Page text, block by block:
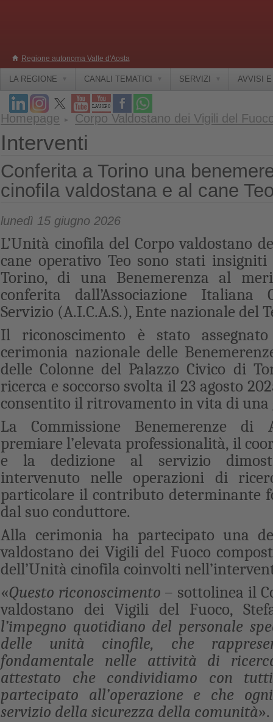
Regione autonoma Valle d'Aosta
LA REGIONE CANALI TEMATICI SERVIZI AVVISI
Homepage Corpo Valdostano dei Vigili del
Interventi
Conferita a Torino una
cinofila valdostana e al cane
lunedì 15 giugno 2026
L’Unità cinofila del Corpo valdostano
cane operativo Teo sono stati insigniti
Torino, di una Benemerenza al
conferita dall’Associazione Italiana
Servizio (A.I.C.A.S.), Ente nazionale del
Il riconoscimento è stato
cerimonia nazionale delle
delle Colonne del Palazzo Civico di
ricerca e soccorso svolta il 23 agosto
consentito il ritrovamento in vita di una
La Commissione Benemerenze di
premiare l’elevata professionalità, il
e la dedizione al servizio
intervenuto nelle operazioni di
particolare il contributo determinante
dal suo conduttore.
Alla cerimonia ha partecipato una
valdostano dei Vigili del Fuoco
dell’Unità cinofila coinvolti
«Questo riconoscimento – sottolinea il
valdostano dei Vigili del Fuoco,
l’impegno quotidiano del personale
delle unità cinofile, che
fondamentale nelle attività di
attestato che condividiamo con
partecipato all’operazione e che
servizio della sicurezza della comunità».